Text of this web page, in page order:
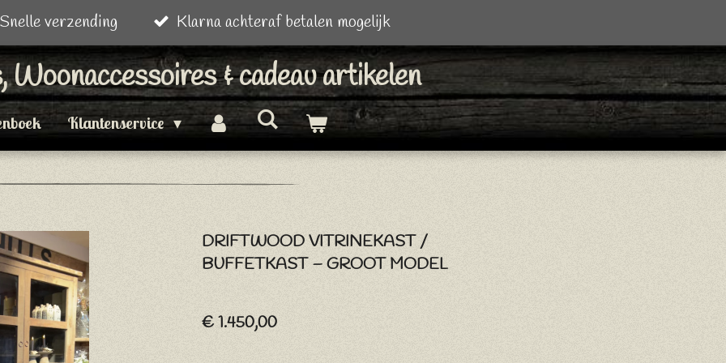
Snelle verzending Klarna achteraf betalen mogelijk
Woonaccessoires & cadeau artikelen
Klantenservice
DRIFTWOOD VITRINEKAST /
BUFFETKAST – GROOT MODEL
€ 1.450,00